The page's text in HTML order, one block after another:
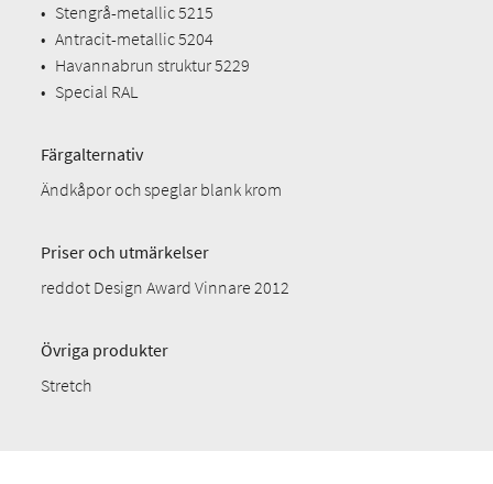
• Stengrå-metallic 5215
• Antracit-metallic 5204
• Havannabrun struktur 5229
• Special RAL
Färgalternativ
Ändkåpor och speglar blank krom
Priser och utmärkelser
reddot Design Award Vinnare 2012
Övriga produkter
Stretch